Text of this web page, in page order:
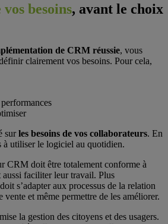
besoins, avant le choix
de CRM réussie, vous
clairement vos besoins. Pour cela,
surles besoins de vos collaborateurs. En
à utiliser le logiciel au quotidien.
CRM doit être totalement conforme à
aussi faciliter leur travail. Plus
s’adapter aux processus de la relation
vente et même permettre de les améliorer.
la gestion des citoyens et des usagers.